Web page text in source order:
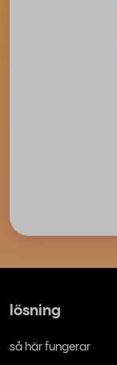
lösning
så här fungerar